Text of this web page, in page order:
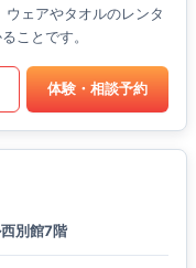
ェアやタオルのレンタ
ことです。
体験・相談予約
別館7階